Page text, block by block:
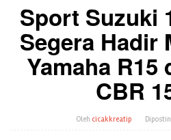
Sport Suzuki
Segera Hadir
Yamaha R15
CBR
Oleh cicakkreatip